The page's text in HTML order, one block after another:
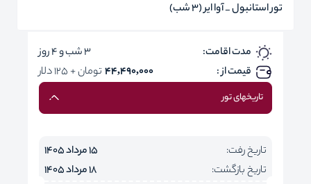
تور استانبول _ آوا ایر (3 شب)
مدت اقامت:
3 شب و 4 روز
قیمت از :
44,490,000 تومان + 125 دلار
تاریخهای تور
تاریخ رفت:
15 مرداد 1405
تاریخ بازگشت:
18 مرداد 1405